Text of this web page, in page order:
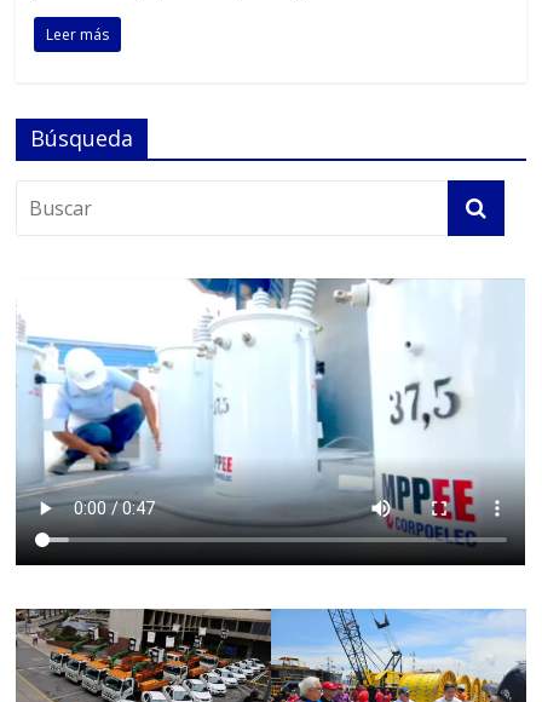
Leer más
Búsqueda